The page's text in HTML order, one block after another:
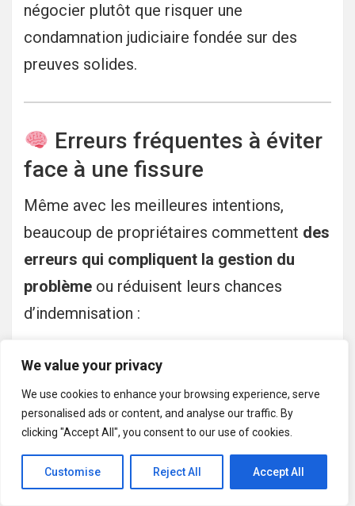
We value your privacy
We use cookies to enhance your browsing experience, serve
personalised ads or content, and analyse our traffic. By
clicking "Accept All", you consent to our use of cookies.
Customise Reject All Accept All
négocier plutôt que risquer une
condamnation judiciaire fondée sur des
preuves solides.
Erreurs fréquentes à éviter
face à une fissure
Même avec les meilleures intentions,
beaucoup de propriétaires commettent des
erreurs qui compliquent la gestion du
problème ou réduisent leurs chances
d’indemnisation :
en connaître la cause réelle.
Attendre trop longtempsavant de
déclarer à l’assurance, dépassant les
délais légaux.
Ne pas documenter l’évolution